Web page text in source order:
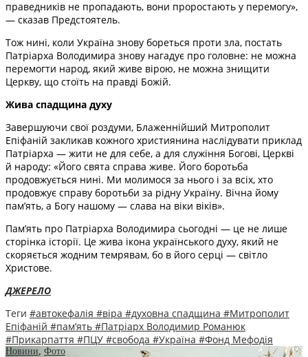
праведників не пропадають, вони проростають у перемогу»,
— сказав Предстоятель.
Тож нині, коли Україна знову бореться проти зла, постать
Патріарха Володимира знову нагадує про головне: не можна
перемогти народ, який живе вірою, не можна знищити
Церкву, що стоїть на правді Божій.
Жива спадщина духу
Завершуючи свої роздуми, Блаженнійший Митрополит
Епіфаній закликав кожного християнина наслідувати приклад
Патріарха — жити не для себе, а для служіння Богові, Церкві
й народу: «Його свята справа живе. Його боротьба
продовжується нині. Ми молимося за нього і за всіх, хто
продовжує справу боротьби за рідну Україну. Вічна йому
пам’ять, а Богу нашому — слава на віки віків».
Пам’ять про Патріарха Володимира сьогодні — це не лише
сторінка історії. Це жива ікона українського духу, який не
скоряється жодним темрявам, бо в його серці — світло
Христове.
ДЖЕРЕЛО
Теги #автокефалія #віра #духовна спадщина #Митрополит
Епіфаній #пам’ять #Патріарх Володимир Романюк
#Прикарпаття #ПЦУ #свобода #Україна #Фонд Мефодія
Новини Фото